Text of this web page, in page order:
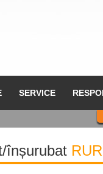
SERVICE
înșurubat